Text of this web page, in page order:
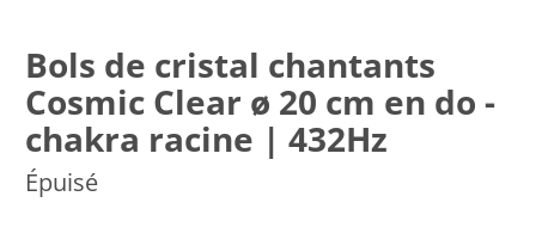
Bols de cristal chantants
Cosmic Clear ø 20 cm en do -
chakra racine | 432Hz
Épuisé